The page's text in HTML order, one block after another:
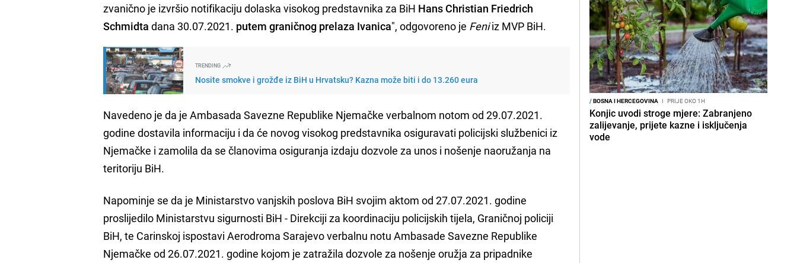
zvanično je izvršio notifikaciju dolaska visokog predstavnika za BiH Hans Christian Friedrich
Schmidta dana 30.07.2021. putem graničnog prelaza Ivanica", odgovoreno je Feniiz MVP BiH.
TRENDING
Nosite smokve i grožđe iz BiH u Hrvatsku? Kazna može biti i do 13.260 eura
Navedeno je da je Ambasada Savezne Republike Njemačke verbalnom notom od 29.07.2021.
godine dostavila informaciju i da će novog visokog predstavnika osiguravati policijski službenici iz
Njemačke i zamolila da se članovima osiguranja izdaju dozvole za unos i nošenje naoružanja na
teritoriju BiH.
Napominje se da je Ministarstvo vanjskih poslova BiH svojim aktom od 27.07.2021. godine
proslijedilo Ministarstvu sigurnosti BiH - Direkciji za koordinaciju policijskih tijela, Graničnoj policiji
BiH, te Carinskoj ispostavi Aerodroma Sarajevo verbalnu notu Ambasade Savezne Republike
Njemačke od 26.07.2021. godine kojom je zatražila dozvole za nošenje oružja za pripadnike
/BOSNA I HERCEGOVINA I PRIJE OKO 1H
Konjic uvodi stroge mjere: Zabranjeno
zalijevanje, prijete kazne i isključenja
vode